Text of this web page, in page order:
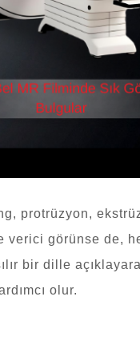
protrüzyon,
görünse de,
bir dille
olur.